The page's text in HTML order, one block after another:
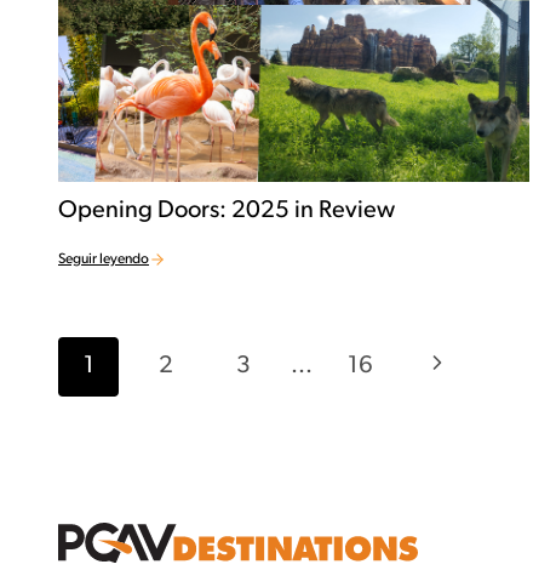
Opening Doors: 2025 in Review
Seguir leyendo
Navegación por
1 2 3 ... 16 Página